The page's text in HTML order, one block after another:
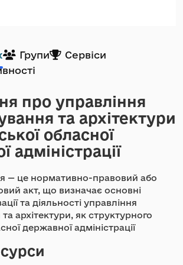
Групи
Сервіси
про управління
та архітектури
обласної
адміністрації
— це нормативно-правовий або
акт, що визначає основні
та діяльності управління
архітектури, як структурного
державної адміністрації